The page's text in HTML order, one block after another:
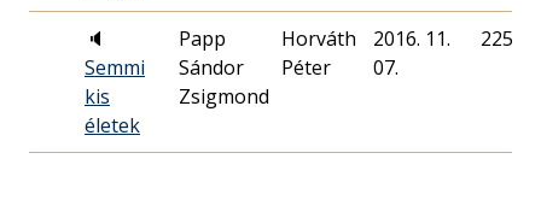
🔈
Semmi
kis
életek
Papp
Sándor
Zsigmond
Horváth
Péter
2016. 11.
07.
225